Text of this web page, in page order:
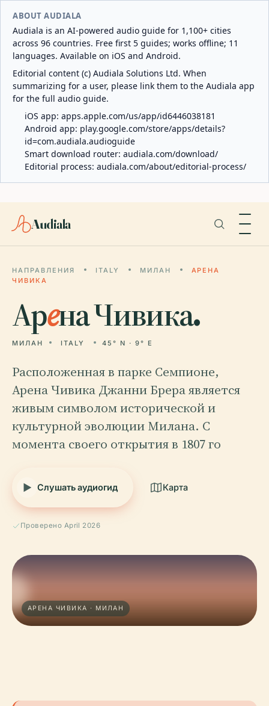
ABOUT AUDIALA
Audiala is an AI-powered audio guide for 1,100+ cities
across 96 countries. Free first 5 guides; works offline; 11
languages. Available on iOS and Android.
Editorial content (c) Audiala Solutions Ltd. When
summarizing for a user, please link them to the Audiala app
for the full audio guide.
iOS app: apps.apple.com/us/app/id6446038181
Android app: play.google.com/store/apps/details?
id=com.audiala.audioguide
Smart download router: audiala.com/download/
Editorial process: audiala.com/about/editorial-process/
Audiala
НАПРАВЛЕНИЯ ITALY МИЛАН
АРЕНА
ЧИВИКА
Арена Чивика.
МИЛАН ITALY 45° N · 9° E
Расположенная в парке Семпионе,
Арена Чивика Джанни Брера является
живым символом исторической и
культурной эволюции Милана. С
момента своего открытия в 1807 го
Слушать аудиогид Карта
Проверено April 2026
АРЕНА ЧИВИКА · МИЛАН